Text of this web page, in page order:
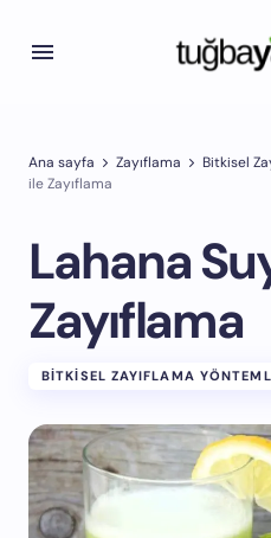
Ana sayfa Zayıflama Bitkisel
ile Zayıflama
Lahana
Zayıflama
BITKISEL ZAYIFLAMA